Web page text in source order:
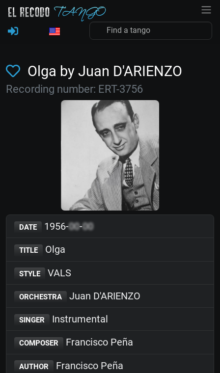
Olga by Juan D'ARIENZO
Recording number: ERT-3756
DATE 1956-00-00
TITLE Olga
STYLE VALS
ORCHESTRA Juan D'ARIENZO
SINGER Instrumental
COMPOSER Francisco Peña
AUTHOR Francisco Peña